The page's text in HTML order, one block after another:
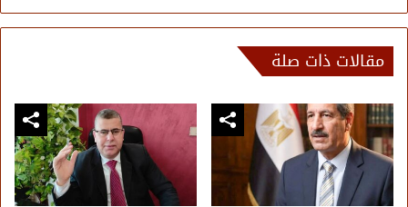
مقالات ذات صلة